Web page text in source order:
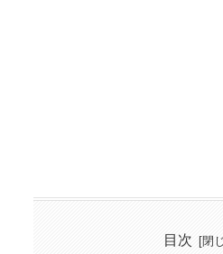
目次